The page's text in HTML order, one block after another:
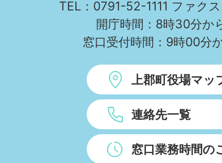
TEL：0791-52-1111 ファク
開庁時間：8時30分か
窓口受付時間：9時00分
上郡町役場マッ
連絡先一覧
窓口業務時間の